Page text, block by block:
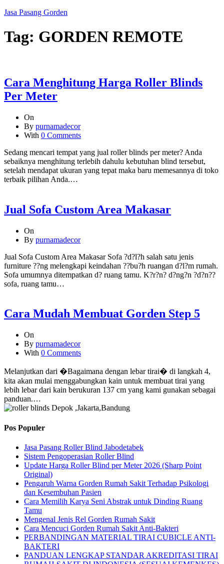
Jasa Pasang Gorden
Tag: GORDEN REMOTE
Cara Menghitung Harga Roller Blinds
Per Meter
On
By purnamadecor
With 0 Comments
Sedang mencari tempat yang jual roller blinds per meter? Anda
sebaiknya menghitung terlebih dahulu kebutuhan blind tersebut,
setelah mendapat ukuran yang tepat maka baru memesannya di toko
terbaik pilihan Anda.…
Jual Sofa Custom Area Makasar
On
By purnamadecor
Jual Sofa Custom Area Makasar Sofa ?d?l?h salah satu jenis
furniture ??ng melengkapi keindahan ??bu?h ruangan d?l?m rumah.
Sofa umumnya ditempatkan d? ruang tamu. K?r?n? d?ng?n ?d?n??
sofa, ruang tamu…
Cara Mudah Membuat Gorden Step 5
On
By purnamadecor
With 0 Comments
Melanjutkan dari �Bagaimana dengan lebar tirai� di langkah 4,
kita akan mulai menggabungkan kain untuk membuat tirai yang
lebih lebar dari kain berukuran 137 cm yang kami gunakan sebagai
panduan.…
Pos Populer
Jasa Pasang Roller Blind Jabodetabek
Sistem Pengoperasian Roller Blind
Update Harga Roller Blind per Meter 2026 (Sharp Point
Original)
Pengaruh Warna Gorden Rumah Sakit Terhadap Psikologi
dan Kesembuhan Pasien
Cara Memilih Karya Seni Abstrak untuk Dinding Ruang
Tamu
Mengenal Jenis Rel Gorden Rumah Sakit
Cara Mencuci Gorden Rumah Sakit Anti-Bakteri
PERBANDINGAN MATERIAL TIRAI CUBICLE ANTI-
BAKTERI
PANDUAN LENGKAP STANDAR AKREDITASI TIRAI